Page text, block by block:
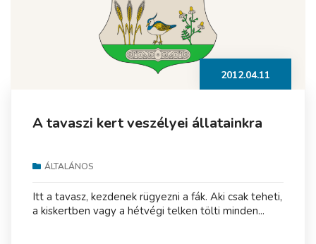
2012.04.11
A tavaszi kert veszélyei állatainkra
ÁLTALÁNOS
Itt a tavasz, kezdenek rügyezni a fák. Aki csak teheti,
a kiskertben vagy a hétvégi telken tölti minden...